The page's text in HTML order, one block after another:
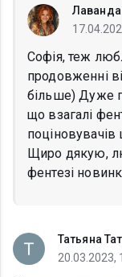
Лаванда
Софія, теж
продовженні
більше) Дуже
що взагалі
Щиро дякую,
фентезі
Татьяна
20.03.2023,